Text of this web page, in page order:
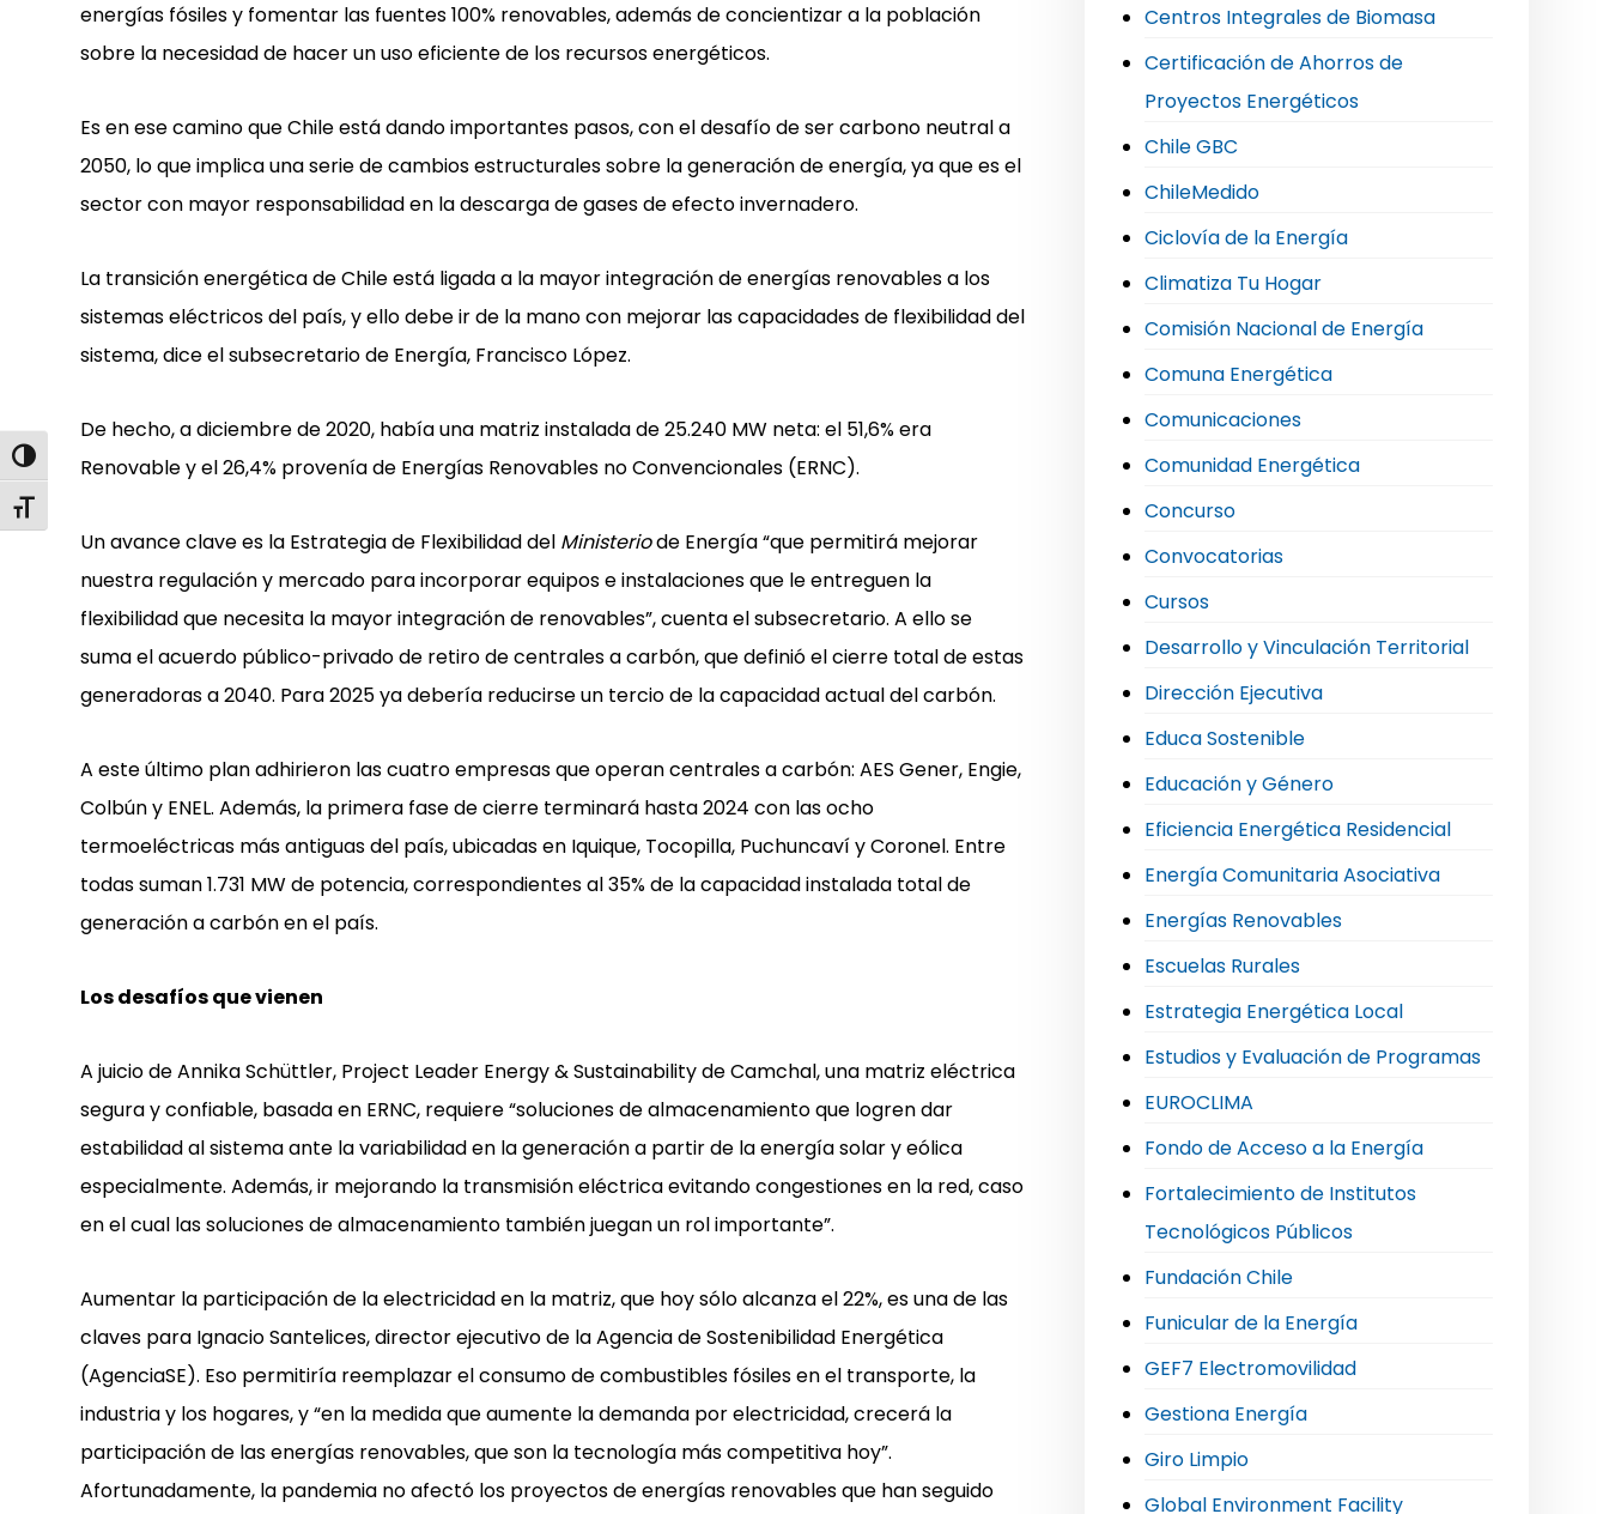
Alternar alto contraste
Alternar tamaño de letra
energías fósiles y fomentar las fuentes 100% renovables, además de concientizar a la población
sobre la necesidad de hacer un uso eficiente de los recursos energéticos.
Es en ese camino que Chile está dando importantes pasos, con el desafío de ser carbono neutral a
2050, lo que implica una serie de cambios estructurales sobre la generación de energía, ya que es el
sector con mayor responsabilidad en la descarga de gases de efecto invernadero.
La transición energética de Chile está ligada a la mayor integración de energías renovables a los
sistemas eléctricos del país, y ello debe ir de la mano con mejorar las capacidades de flexibilidad del
sistema, dice el subsecretario de Energía, Francisco López.
De hecho, a diciembre de 2020, había una matriz instalada de 25.240 MW neta: el 51,6% era
Renovable y el 26,4% provenía de Energías Renovables no Convencionales (ERNC).
Un avance clave es la Estrategia de Flexibilidad del Ministeriode Energía “que permitirá mejorar
nuestra regulación y mercado para incorporar equipos e instalaciones que le entreguen la
flexibilidad que necesita la mayor integración de renovables”, cuenta el subsecretario. A ello se
suma el acuerdo público-privado de retiro de centrales a carbón, que definió el cierre total de estas
generadoras a 2040. Para 2025 ya debería reducirse un tercio de la capacidad actual del carbón.
A este último plan adhirieron las cuatro empresas que operan centrales a carbón: AES Gener, Engie,
Colbún y ENEL. Además, la primera fase de cierre terminará hasta 2024 con las ocho
termoeléctricas más antiguas del país, ubicadas en Iquique, Tocopilla, Puchuncaví y Coronel. Entre
todas suman 1.731 MW de potencia, correspondientes al 35% de la capacidad instalada total de
generación a carbón en el país.
Los desafíos que vienen
A juicio de Annika Schüttler, Project Leader Energy & Sustainability de Camchal, una matriz eléctrica
segura y confiable, basada en ERNC, requiere “soluciones de almacenamiento que logren dar
estabilidad al sistema ante la variabilidad en la generación a partir de la energía solar y eólica
especialmente. Además, ir mejorando la transmisión eléctrica evitando congestiones en la red, caso
en el cual las soluciones de almacenamiento también juegan un rol importante”.
Aumentar la participación de la electricidad en la matriz, que hoy sólo alcanza el 22%, es una de las
claves para Ignacio Santelices, director ejecutivo de la Agencia de Sostenibilidad Energética
(AgenciaSE). Eso permitiría reemplazar el consumo de combustibles fósiles en el transporte, la
industria y los hogares, y “en la medida que aumente la demanda por electricidad, crecerá la
participación de las energías renovables, que son la tecnología más competitiva hoy”.
Afortunadamente, la pandemia no afectó los proyectos de energías renovables que han seguido
Centros Integrales de Biomasa
Certificación de Ahorros de
Proyectos Energéticos
Chile GBC
ChileMedido
Ciclovía de la Energía
Climatiza Tu Hogar
Comisión Nacional de Energía
Comuna Energética
Comunicaciones
Comunidad Energética
Concurso
Convocatorias
Cursos
Desarrollo y Vinculación Territorial
Dirección Ejecutiva
Educa Sostenible
Educación y Género
Eficiencia Energética Residencial
Energía Comunitaria Asociativa
Energías Renovables
Escuelas Rurales
Estrategia Energética Local
Estudios y Evaluación de Programas
EUROCLIMA
Fondo de Acceso a la Energía
Fortalecimiento de Institutos
Tecnológicos Públicos
Fundación Chile
Funicular de la Energía
GEF7 Electromovilidad
Gestiona Energía
Giro Limpio
Global Environment Facility